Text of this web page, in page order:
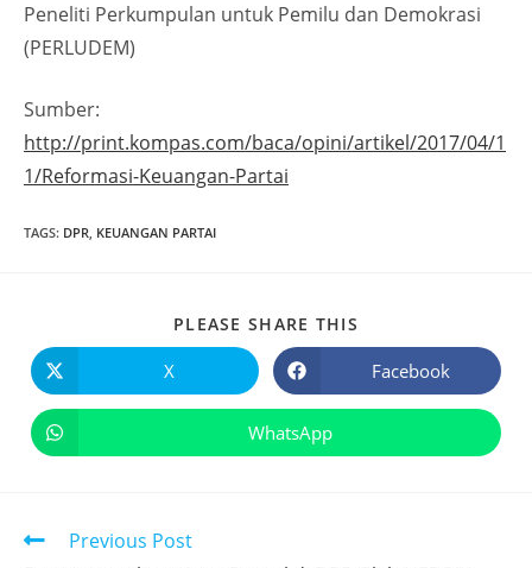
Peneliti Perkumpulan untuk Pemilu dan Demokrasi
(PERLUDEM)
Sumber:
http://print.kompas.com/baca/opini/artikel/2017/04/1
1/Reformasi-Keuangan-Partai
TAGS: DPR, KEUANGAN PARTAI
PLEASE SHARE THIS
X Facebook
WhatsApp
Previous Post